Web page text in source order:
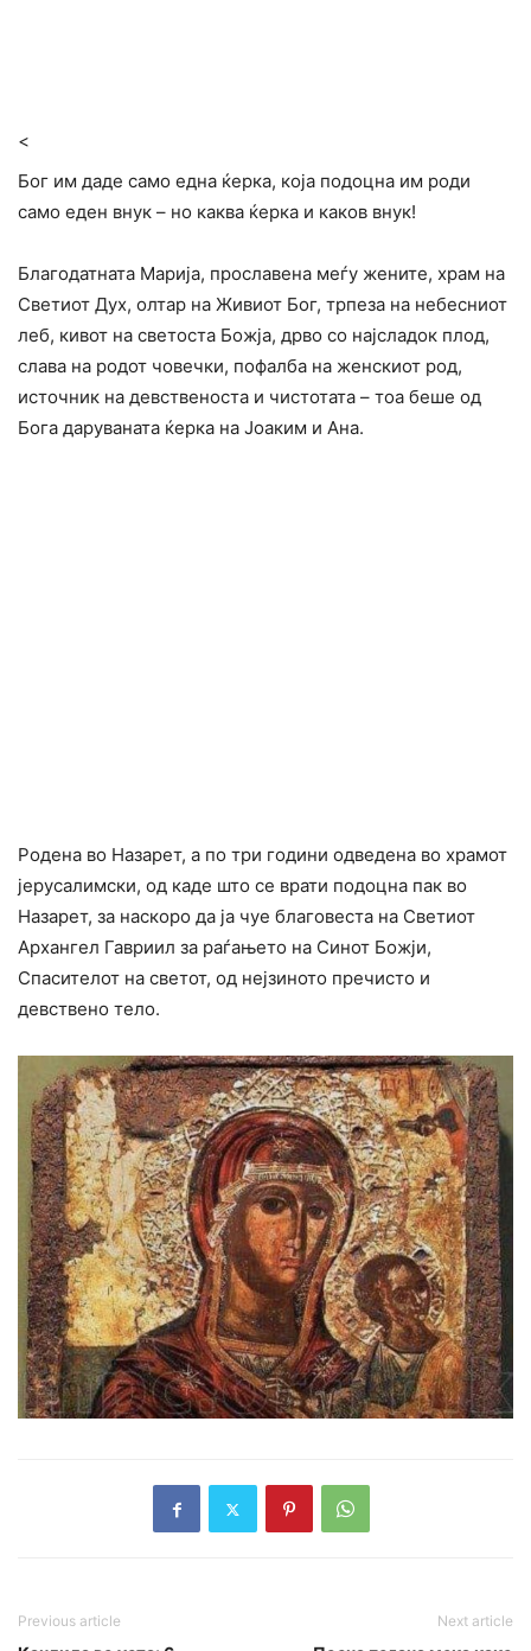
<
Бог им даде само една ќерка, која подоцна им роди
само еден внук – но каква ќерка и каков внук!
Благодатната Марија, прославена меѓу жените, храм на
Светиот Дух, олтар на Живиот Бог, трпеза на небесниот
леб, кивот на светоста Божја, дрво со најсладок плод,
слава на родот човечки, пофалба на женскиот род,
источник на девственоста и чистотата – тоа беше од
Бога даруваната ќерка на Јоаким и Ана.
Родена во Назарет, а по три години одведена во храмот
јерусалимски, од каде што се врати подоцна пак во
Назарет, за наскоро да ја чуе благовеста на Светиот
Архангел Гавриил за раѓањето на Синот Божји,
Спасителот на светот, од нејзиното пречисто и
девствено тело.
Previous article Next article